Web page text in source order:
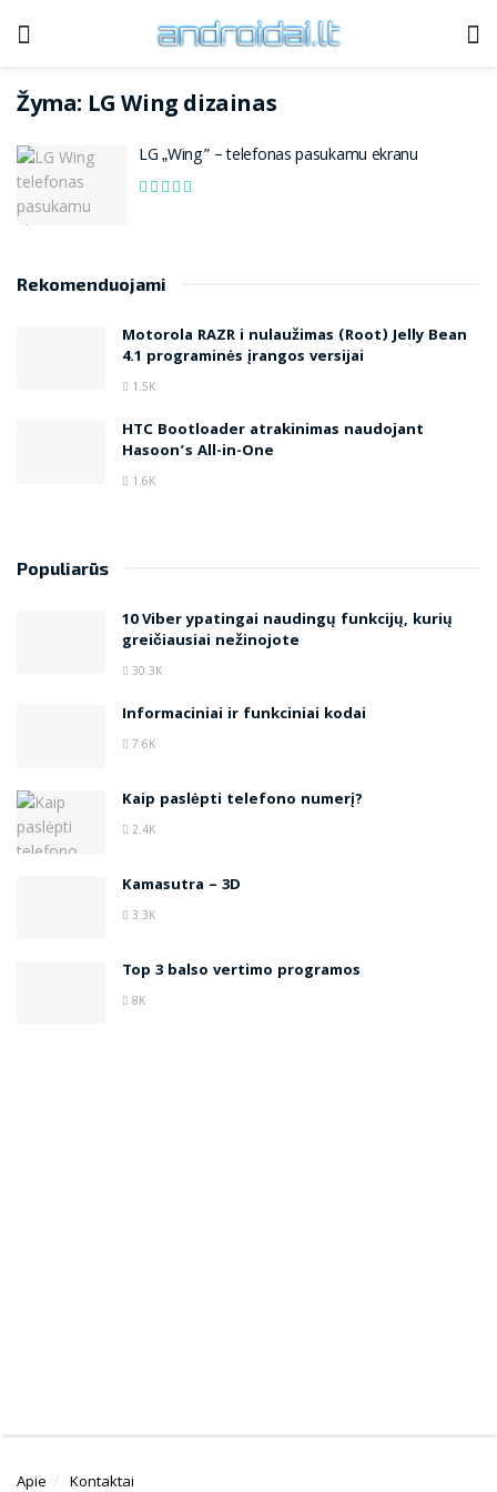
Žyma: LG Wing dizainas
LG „Wing” – telefonas pasukamu ekranu
Rekomenduojami
Motorola RAZR i nulaužimas (Root) Jelly Bean
4.1 programinės įrangos versijai
1.5K
HTC Bootloader atrakinimas naudojant
Hasoon’s All-in-One
1.6K
Populiarūs
10 Viber ypatingai naudingų funkcijų, kurių
greičiausiai nežinojote
30.3K
Informaciniai ir funkciniai kodai
7.6K
Kaip paslėpti telefono numerį?
2.4K
Kamasutra – 3D
3.3K
Top 3 balso vertimo programos
8K
Apie Kontaktai